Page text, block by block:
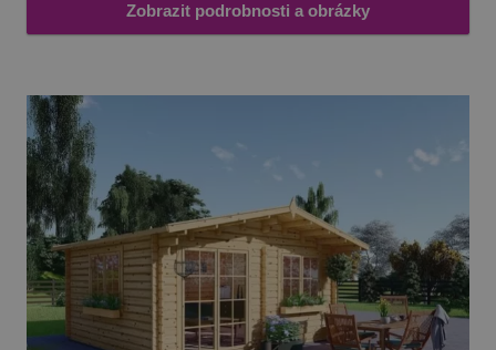
Zobrazit podrobnosti a obrázky